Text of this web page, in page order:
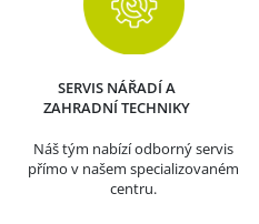
SERVIS NÁŘADÍ A
ZAHRADNÍ TECHNIKY
Náš tým nabízí odborný servis
přímo v našem specializovaném
centru.